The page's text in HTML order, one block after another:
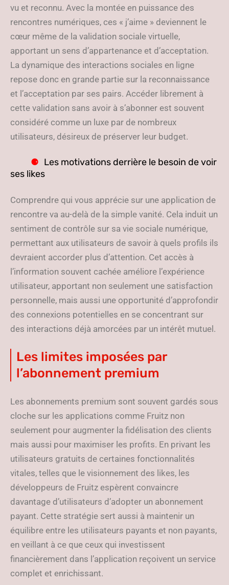
vu et reconnu. Avec la montée en puissance des
rencontres numériques, ces « j’aime » deviennent le
cœur même de la validation sociale virtuelle,
apportant un sens d’appartenance et d’acceptation.
La dynamique des interactions sociales en ligne
repose donc en grande partie sur la reconnaissance
et l’acceptation par ses pairs. Accéder librement à
cette validation sans avoir à s’abonner est souvent
considéré comme un luxe par de nombreux
utilisateurs, désireux de préserver leur budget.
Les motivations derrière le besoin de voir
ses likes
Comprendre qui vous apprécie sur une application de
rencontre va au-delà de la simple vanité. Cela induit un
sentiment de contrôle sur sa vie sociale numérique,
permettant aux utilisateurs de savoir à quels profils ils
devraient accorder plus d’attention. Cet accès à
l’information souvent cachée améliore l’expérience
utilisateur, apportant non seulement une satisfaction
personnelle, mais aussi une opportunité d’approfondir
des connexions potentielles en se concentrant sur
des interactions déjà amorcées par un intérêt mutuel.
Les limites imposées par
l’abonnement premium
Les abonnements premium sont souvent gardés sous
cloche sur les applications comme Fruitz non
seulement pour augmenter la fidélisation des clients
mais aussi pour maximiser les profits. En privant les
utilisateurs gratuits de certaines fonctionnalités
vitales, telles que le visionnement des likes, les
développeurs de Fruitz espèrent convaincre
davantage d’utilisateurs d’adopter un abonnement
payant. Cette stratégie sert aussi à maintenir un
équilibre entre les utilisateurs payants et non payants,
en veillant à ce que ceux qui investissent
financièrement dans l’application reçoivent un service
complet et enrichissant.